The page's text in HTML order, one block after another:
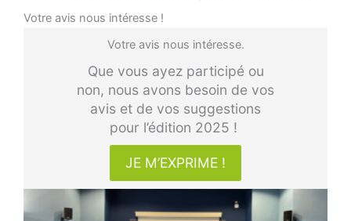
Votre avis nous intéresse !
Votre avis nous intéresse.
Que vous ayez participé ou
non, nous avons besoin de vos
avis et de vos suggestions
pour l’édition 2025 !
JE M’EXPRIME !